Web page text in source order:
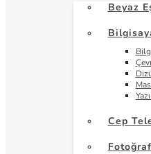
Beyaz
Cep